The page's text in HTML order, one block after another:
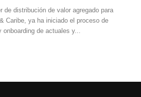
de distribución de valor agregado para
Caribe, ya ha iniciado el proceso de
onboarding de actuales y...